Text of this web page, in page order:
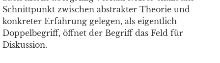
Schnittpunkt zwischen abstrakter Theorie und
konkreter Erfahrung gelegen, als eigentlich
Doppelbegriff, öffnet der Begriff das Feld für
Diskussion.